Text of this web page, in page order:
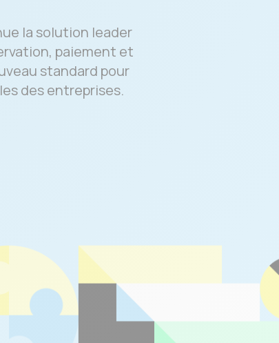
la solution leader
paiement et
standard pour
des entreprises.